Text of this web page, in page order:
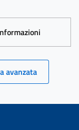
avanzata